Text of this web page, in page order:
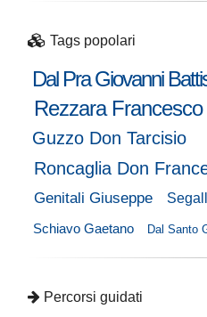
Tags popolari
Dal Pra Giovanni
Rezzara Francesco
Guzzo Don Tarcisio
Roncaglia Don
Genitali Giuseppe
Schiavo Gaetano
Dal Santo
Percorsi guidati